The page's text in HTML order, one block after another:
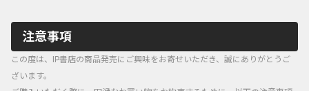
注意事項
この度は、IP書店の商品発売にご興味をお寄せいただき、誠にありがとうご
ざいます。